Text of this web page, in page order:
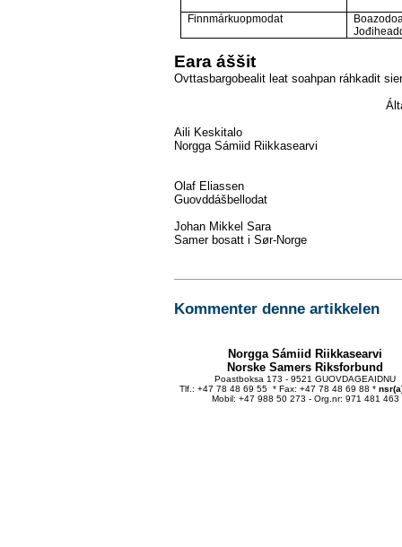
Finnmárkuopmodat
Eara áššit
Ovttasbargobealit leat soahpan ráhkadit
Aili Keskitalo
Norgga Sámiid Riikkasearvi
Olaf Eliassen
Guovddášbellodat
Johan Mikkel Sara
Samer bosatt i Sør-Norge
Kommenter denne artikkelen
Norgga Sámiid Riikkasearvi
Norske Samers Riksforbund
Poastboksa 173 - 9521 GUOVDAGEAIDNU
Tlf.: +47 78 48 69 55 * Fax: +47 78 48 69 88 *
Mobil: +47 988 50 273 - Org.nr: 971 481 463